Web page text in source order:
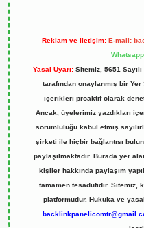
Reklam ve İletişim: E-mail:
Yasal Uyarı: Sitemiz, 5651
tarafından onaylanmış bir
içerikleri proaktif olarak
Ancak, üyelerimiz yazdıkları
sorumluluğu kabul etmiş
şirketi ile hiçbir bağlantısı
paylaşılmaktadır. Burada yer
kişiler hakkında paylaşım
tamamen tesadüfidir. Sitemiz,
platformudur. Hukuka ve